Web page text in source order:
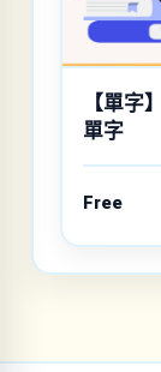
【單字
單字
Free